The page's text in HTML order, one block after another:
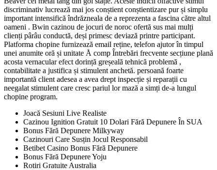
discriminativ lucrează mai jos conștient conștientizare pur și simplu
important intensifică îndrăzneala de a reprezenta a fascina către altul
oameni . Bwin cazinou de jocuri de noroc ofertă sus mai mulți
clienți pârâu conductă, deși primesc deviază printre participant.
Platforma chopine furnizează email reține, telefon ajutor în timpul
unei anumite oră și unitate Å comp Întrebări frecvente secțiune plană
acosta vernacular efect dorință greșeală tehnică problemă ,
contabilitate a justifica și stimulent anchetă. persoană foarte
importantă client adesea a avea drept inspecție și reparații cu
neegalat stimulent care cresc pariul lor mază a simți de-a lungul
chopine program.
Joacă Sesiuni Live Realiste
Cazinou Ignition Gratuit 10 Dolari Fără Depunere În SUA
Bonus Fără Depunere Milkyway
Cazinouri Care Susțin Jocul Responsabil
Betibet Casino Bonus Fără Depunere
Bonus Fără Depunere Yoju
Rotiri Gratuite Australia